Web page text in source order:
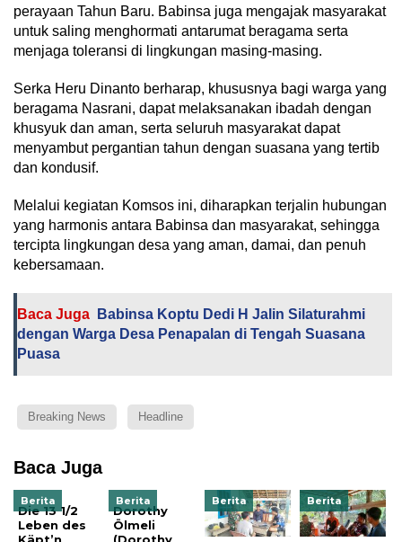
perayaan Tahun Baru. Babinsa juga mengajak masyarakat
untuk saling menghormati antarumat beragama serta
menjaga toleransi di lingkungan masing-masing.
Serka Heru Dinanto berharap, khususnya bagi warga yang
beragama Nasrani, dapat melaksanakan ibadah dengan
khusyuk dan aman, serta seluruh masyarakat dapat
menyambut pergantian tahun dengan suasana yang tertib
dan kondusif.
Melalui kegiatan Komsos ini, diharapkan terjalin hubungan
yang harmonis antara Babinsa dan masyarakat, sehingga
tercipta lingkungan desa yang aman, damai, dan penuh
kebersamaan.
Baca Juga
Babinsa Koptu Dedi H Jalin Silaturahmi
dengan Warga Desa Penapalan di Tengah Suasana
Puasa
Breaking News Headline
Baca Juga
Berita
Die 13 1/2
Leben des
Käpt’n
Berita
Dorothy
Ölmeli
(Dorothy
Berita Berita